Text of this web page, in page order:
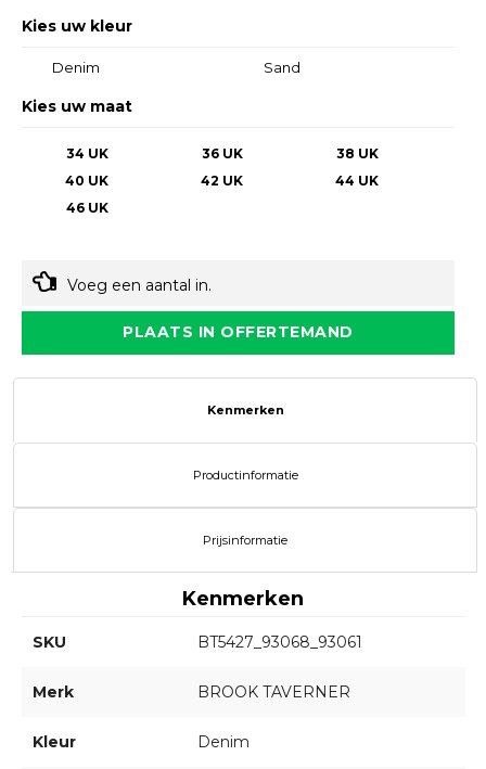
Kies uw kleur
Denim Sand
Kies uw maat
34 UK 36 UK
38 UK
40 UK
42 UK
44 UK
46 UK
Voeg een aantal in.
PLAATS IN OFFERTEMAND
Kenmerken
Productinformatie
Prijsinformatie
Kenmerken
SKU BT5427_93068_93061
Merk BROOK TAVERNER
Kleur Denim